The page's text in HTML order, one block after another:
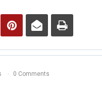
0 Comments